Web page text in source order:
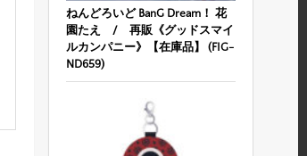
ねんどろいど BanG Dream！ 花
園たえ / 再販《グッドスマイ
ルカンパニー》【在庫品】 (FIG-
ND659)